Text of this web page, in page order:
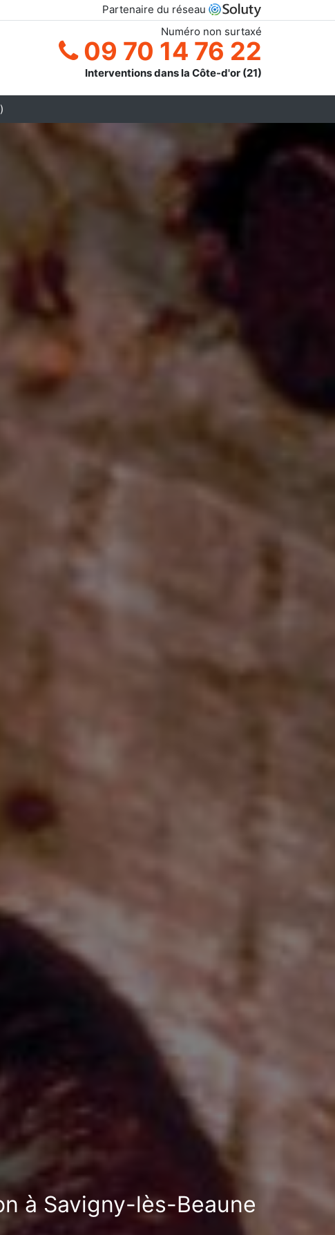
Partenaire du réseau
Numéro non surtaxé
09 70 14 76 22
Interventions dans la Côte-d'or (21)
à Savigny-lès-Beaune